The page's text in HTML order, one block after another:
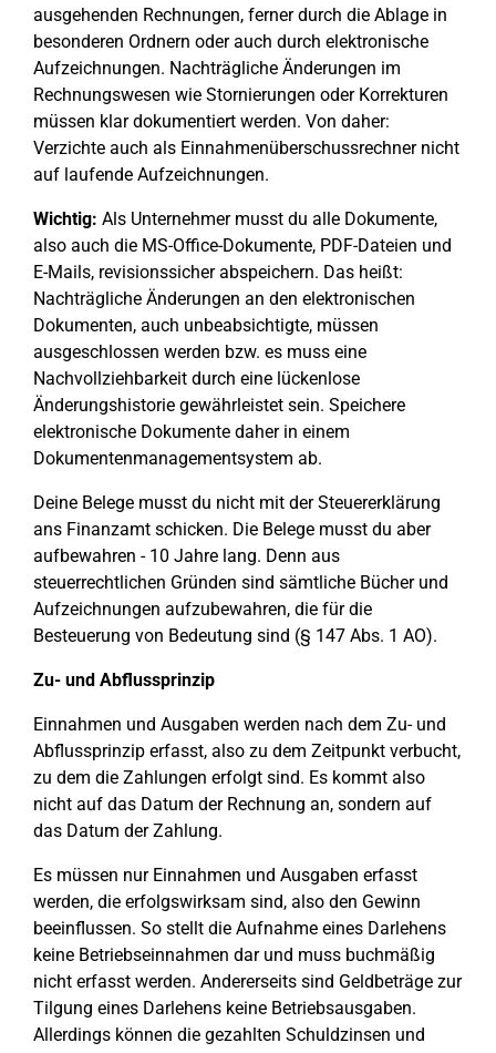
ausgehenden Rechnungen, ferner durch die Ablage in
besonderen Ordnern oder auch durch elektronische
Aufzeichnungen. Nachträgliche Änderungen im
Rechnungswesen wie Stornierungen oder Korrekturen
müssen klar dokumentiert werden. Von daher:
Verzichte auch als Einnahmenüberschussrechner nicht
auf laufende Aufzeichnungen.
Wichtig: Als Unternehmer musst du alle Dokumente,
also auch die MS-Office-Dokumente, PDF-Dateien und
E-Mails, revisionssicher abspeichern. Das heißt:
Nachträgliche Änderungen an den elektronischen
Dokumenten, auch unbeabsichtigte, müssen
ausgeschlossen werden bzw. es muss eine
Nachvollziehbarkeit durch eine lückenlose
Änderungshistorie gewährleistet sein. Speichere
elektronische Dokumente daher in einem
Dokumentenmanagementsystem ab.
Deine Belege musst du nicht mit der Steuererklärung
ans Finanzamt schicken. Die Belege musst du aber
aufbewahren - 10 Jahre lang. Denn aus
steuerrechtlichen Gründen sind sämtliche Bücher und
Aufzeichnungen aufzubewahren, die für die
Besteuerung von Bedeutung sind (§ 147 Abs. 1 AO).
Zu- und Abflussprinzip
Einnahmen und Ausgaben werden nach dem Zu- und
Abflussprinzip erfasst, also zu dem Zeitpunkt verbucht,
zu dem die Zahlungen erfolgt sind. Es kommt also
nicht auf das Datum der Rechnung an, sondern auf
das Datum der Zahlung.
Es müssen nur Einnahmen und Ausgaben erfasst
werden, die erfolgswirksam sind, also den Gewinn
beeinflussen. So stellt die Aufnahme eines Darlehens
keine Betriebseinnahmen dar und muss buchmäßig
nicht erfasst werden. Andererseits sind Geldbeträge zur
Tilgung eines Darlehens keine Betriebsausgaben.
Allerdings können die gezahlten Schuldzinsen und